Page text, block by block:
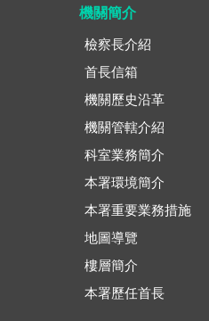
機關簡介
檢察長介紹
首長信箱
機關歷史沿革
機關管轄介紹
科室業務簡介
本署環境簡介
本署重要業務措施
地圖導覽
樓層簡介
本署歷任首長